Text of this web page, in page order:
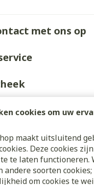
cookies om uw
maakt uitsluitend
Deze cookies
te laten functioneren.
andere soorten
om cookies te
met ons op